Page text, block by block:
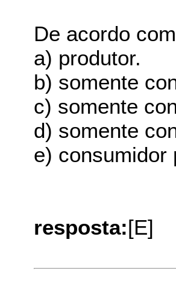
De acordo
a) produtor.
b) somente
c) somente
d) somente
e) consumidor
resposta:[E]